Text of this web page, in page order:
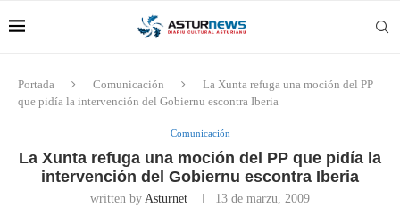
Portada Comunicación
La Xunta refuga una moción del PP
que pidía la intervención del Gobiernu escontra Iberia
Comunicación
La Xunta refuga una moción del PP que pidía la
intervención del Gobiernu escontra Iberia
written by Asturnet 13 de marzu, 2009